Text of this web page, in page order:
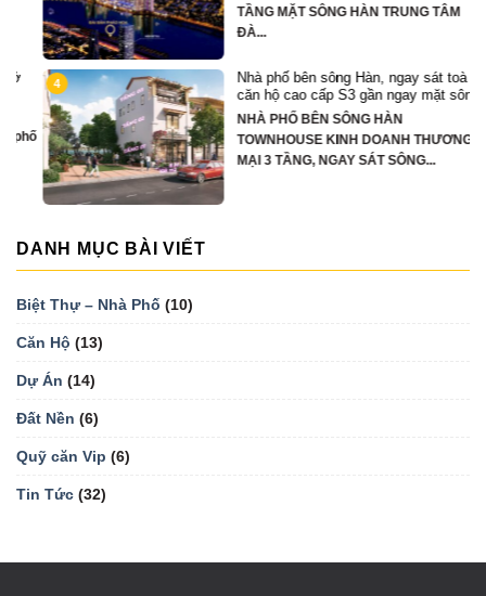
TẦNG MẶT SÔNG HÀN TRUNG TÂM
ĐÀ...
Nhà phố bên sông Hàn, ngay sát toà
căn hộ cao cấp S3 gần ngay mặt sông
NHÀ PHỐ BÊN SÔNG HÀN
TOWNHOUSE KINH DOANH THƯƠNG
MẠI 3 TẦNG, NGAY SÁT SÔNG...
DANH MỤC BÀI VIẾT
Biệt Thự – Nhà Phố (10)
Căn Hộ (13)
Dự Án (14)
Đất Nền (6)
Quỹ căn Vip (6)
Tin Tức (32)